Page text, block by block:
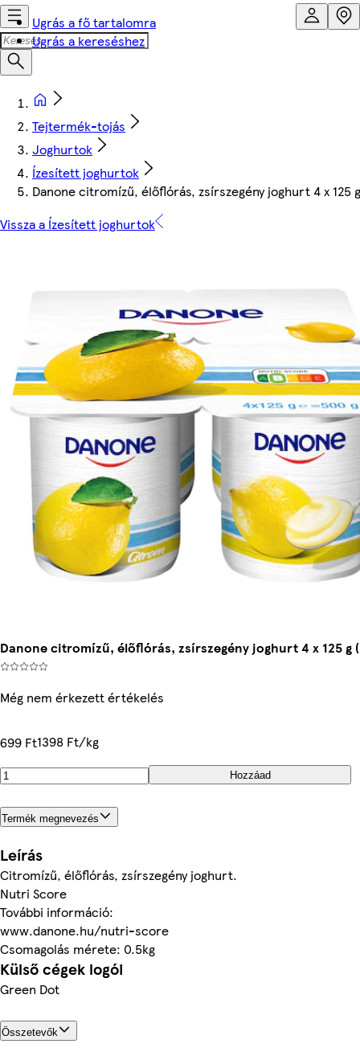
Ugrás a fő tartalomra
Ugrás a kereséshez
Tejtermék-tojás
Joghurtok
Ízesített joghurtok
Danone citromízű, élőflórás, zsírszegény joghurt 4 x 125
Vissza a Ízesített joghurtok
Danone citromízű, élőflórás, zsírszegény joghurt 4 x 125 g
Még nem érkezett értékelés
699 Ft1398 Ft/kg
Hozzáad
Termék megnevezés
Leírás
Citromízű, élőflórás, zsírszegény joghurt.
Nutri Score
További információ:
www.danone.hu/nutri-score
Csomagolás mérete: 0.5kg
Külső cégek logói
Green Dot
Összetevők